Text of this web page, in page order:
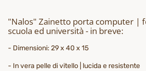
"Nalos" Zainetto porta computer |
scuola ed università - in breve:
- Dimensioni: 29 x 40 x 15
- In vera pelle di vitello | lucida e resistente